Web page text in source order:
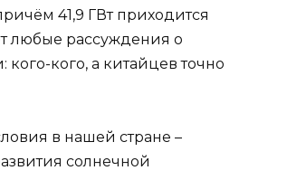
41,9 ГВт приходится
любые рассуждения о
кого, а китайцев точно
в нашей стране –
солнечной